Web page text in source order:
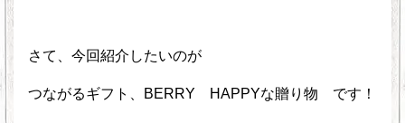
さて、今回紹介したいのが
つながるギフト、BERRY HAPPYな贈り物 です！